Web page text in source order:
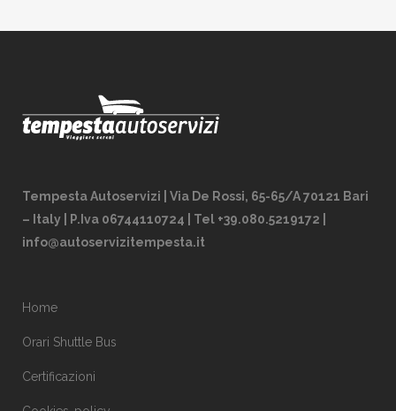
Tempesta Autoservizi | Via De Rossi, 65-65/A 70121 Bari
– Italy | P.Iva 06744110724 | Tel +39.080.5219172 |
info@autoservizitempesta.it
Home
Orari Shuttle Bus
Certificazioni